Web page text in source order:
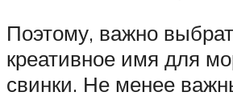
Поэтому, важно
креативное имя для
свинки. Не менее